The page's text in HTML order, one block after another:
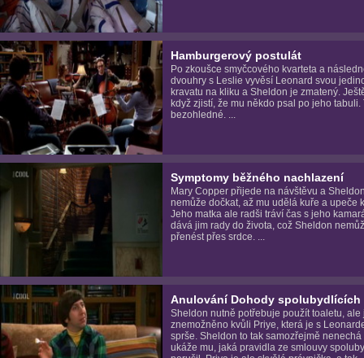
Hamburgerový postulát
Po zkoušce smyčcového kvarteta a
dvouhry s Leslie vyvěsí Leonard svou
kravatu na kliku a Sheldon je zmatený.
když zjistí, že mu někdo psal po jeho tabuli.
bezohledné. ...
Symptomy běžného nachlazení
Mary Copper přijede na návštěvu a
nemůže dočkat, až mu udělá kuře a upeče
Jeho matka ale radši tráví čas s jeho
dává jim rady do života, což Sheldon
přenést přes srdce. ...
Anulování Dohody spolubydlících
Sheldon nutně potřebuje použít toaletu, ale
znemožněno kvůli Priye, která je s
sprše. Sheldon to tak samozřejmě nenechá
ukáže mu, jaká pravidla ze smlouvy